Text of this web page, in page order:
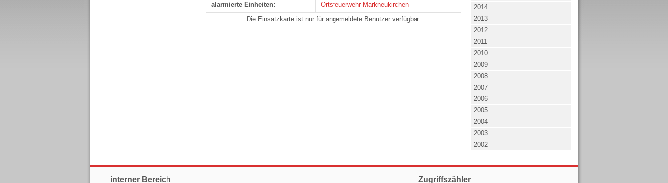
alarmierte Einheiten:
Ortsfeuerwehr Markneukirchen
Die Einsatzkarte ist nur für angemeldete Benutzer verfügbar.
2014
2013
2012
2011
2010
2009
2008
2007
2006
2005
2004
2003
2002
interner Bereich Zugriffszähler